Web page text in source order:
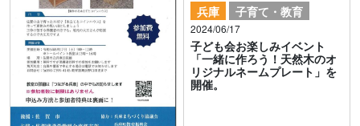
兵庫 子育て・教育
2024/06/17
子ども会お楽しみイベント
「一緒に作ろう！天然木のオ
リジナルネームプレート」を
開催。